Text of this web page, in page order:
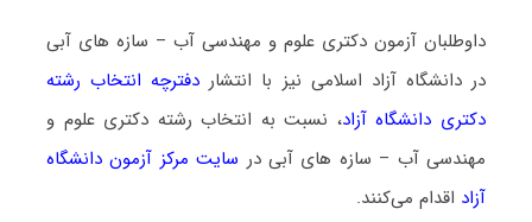
داوطلبان آزمون دکتری علوم و مهندسی آب – سازه ‌های آبی
در دانشگاه آزاد اسلامی نیز با انتشار دفترچه انتخاب رشته
دکتری دانشگاه آزاد، نسبت به انتخاب رشته دکتری علوم و
مهندسی آب – سازه ‌های آبی در سایت مرکز آزمون دانشگاه
آزاد اقدام می‌کنند.